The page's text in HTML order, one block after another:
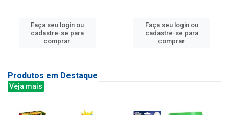
Faça seu login ou
cadastre-se para
comprar.
Faça seu login ou
cadastre-se para
comprar.
Produtos em Destaque
Veja mais